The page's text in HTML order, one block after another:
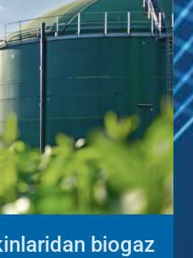
biogaz